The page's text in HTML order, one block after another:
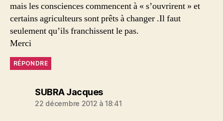
mais les consciences commencent à « s’ouvrirent » et
certains agriculteurs sont prêts à changer .Il faut
seulement qu’ils franchissent le pas.
Merci
RÉPONDRE
SUBRA Jacquesdit :
22 décembre 2012 à 18:41